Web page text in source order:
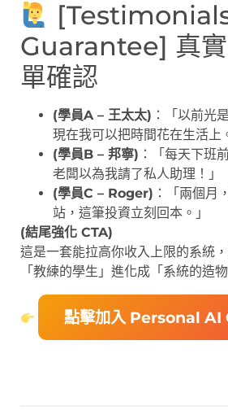
Guarantee] 真
單確認
(學員A – 王太太) ：「以前光
現在我可以把時間花在生活上
(學員B – 邦寧) ：「每天下班
老闆以為我請了私人助理！」
(學員C – Roger) ：「兩個月
站，這筆投資立刻回本。」
(結尾強化 CTA)
這是一套能拉高你收入上限的系統
「教練的學生」進化成「系統的造物
點擊加入 Personal AI